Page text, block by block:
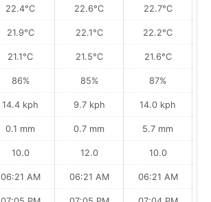
22.4°C
21.9°C
21.1°C
86%
14.4 kph
0.1 mm
10.0
06:21 AM
22.6°C
22.1°C
21.5°C
85%
9.7 kph
0.7 mm
12.0
06:21 AM
22.7°C
22.2°C
21.6°C
87%
14.0 kph
5.7 mm
10.0
06:21 AM